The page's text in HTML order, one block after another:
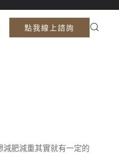
點我線上諮詢
肥減重其實就有一定的